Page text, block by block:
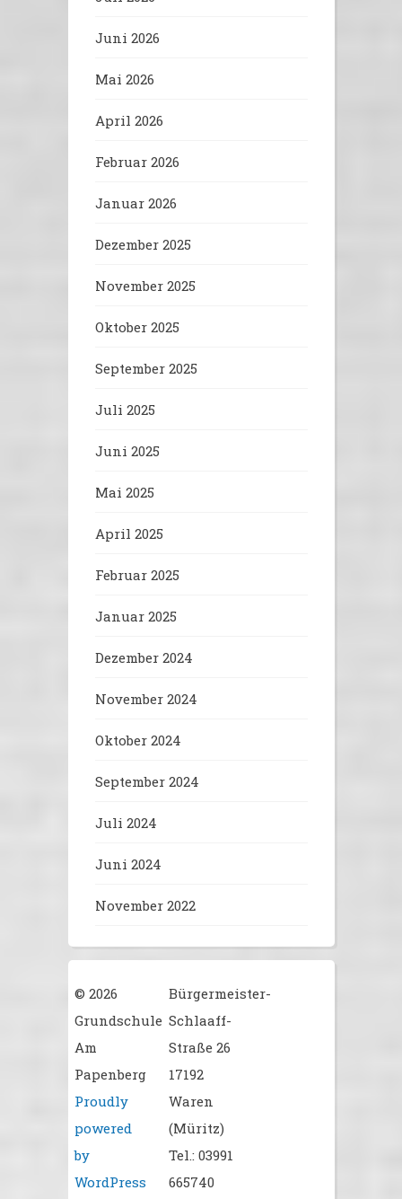
Juni 2026
Mai 2026
April 2026
Februar 2026
Januar 2026
Dezember 2025
November 2025
Oktober 2025
September 2025
Juli 2025
Juni 2025
Mai 2025
April 2025
Februar 2025
Januar 2025
Dezember 2024
November 2024
Oktober 2024
September 2024
Juli 2024
Juni 2024
November 2022
© 2026
Grundschule
Am
Papenberg
Proudly
powered
by
WordPress
Bürgermeister-
Schlaaff-
Straße 26
17192
Waren
(Müritz)
Tel.: 03991
665740